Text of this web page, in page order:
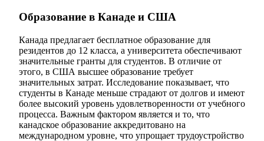
Образование в Канаде и США
Канада предлагает бесплатное образование для
резидентов до 12 класса, а университета обеспечивают
значительные гранты для студентов. В отличие от
этого, в США высшее образование требует
значительных затрат. Исследование показывает, что
студенты в Канаде меньше страдают от долгов и имеют
более высокий уровень удовлетворенности от учебного
процесса. Важным фактором является и то, что
канадское образование аккредитовано на
международном уровне, что упрощает трудоустройство